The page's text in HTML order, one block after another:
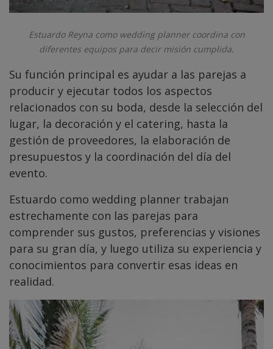
Estuardo Reyna como wedding planner coordina con
diferentes equipos para decir misión cumplida.
Su función principal es ayudar a las parejas a
producir y ejecutar todos los aspectos
relacionados con su boda, desde la selección del
lugar, la decoración y el catering, hasta la
gestión de proveedores, la elaboración de
presupuestos y la coordinación del día del
evento.
Estuardo como wedding planner trabajan
estrechamente con las parejas para
comprender sus gustos, preferencias y visiones
para su gran día, y luego utiliza su experiencia y
conocimientos para convertir esas ideas en
realidad.